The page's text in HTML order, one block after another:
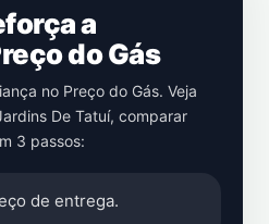
a
do Gás
no Preço do Gás. Veja
De Tatuí, comparar
3 passos:
de entrega.